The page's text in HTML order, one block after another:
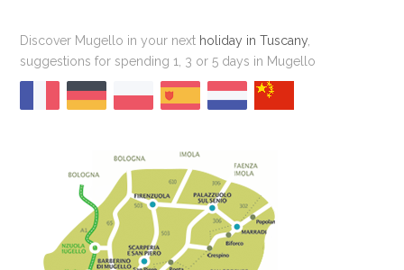
Discover Mugello in your next holiday in Tuscany
suggestions for spending 1, 3 or 5 days in Mugello